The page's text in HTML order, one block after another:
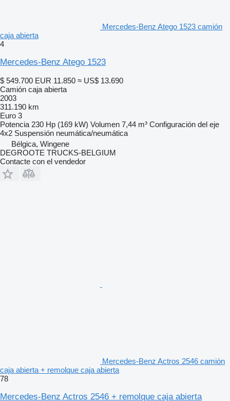
Mercedes-Benz Atego 1523 camión
caja abierta
4
Mercedes-Benz Atego 1523
$ 549.700 EUR 11.850 ≈ US$ 13.690
Camión caja abierta
2003
311.190 km
Euro 3
Potencia 230 Hp (169 kW) Volumen 7,44 m³ Configuración del eje
4x2 Suspensión neumática/neumática
Bélgica, Wingene
DEGROOTE TRUCKS-BELGIUM
Contacte con el vendedor
Mercedes-Benz Actros 2546 camión
caja abierta + remolque caja abierta
78
Mercedes-Benz Actros 2546 + remolque caja abierta